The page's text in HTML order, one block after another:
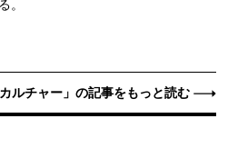
。
カルチャー」の記事をもっと読む